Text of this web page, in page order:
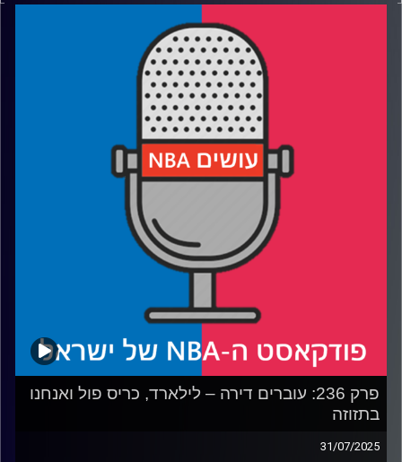
פרק 236: עוברים דירה – לילארד, כריס פול ואנחנו
בתזוזה
31/07/2025